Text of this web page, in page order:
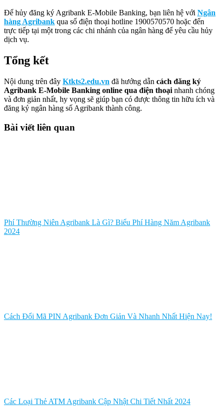
Để hủy đăng ký Agribank E-Mobile Banking, bạn liên hệ với Ngân
hàng Agribank qua số điện thoại hotline 1900570570 hoặc đến
trực tiếp tại một trong các chi nhánh của ngân hàng để yêu cầu hủy
dịch vụ.
Tổng kết
Nội dung trên đây Ktkts2.edu.vn đã hướng dẫn cách đăng ký
Agribank E-Mobile Banking online qua điện thoại nhanh chóng
và đơn giản nhất, hy vọng sẽ giúp bạn có được thông tin hữu ích và
đăng ký ngân hàng số Agribank thành công.
Bài viết liên quan
Phí Thường Niên Agribank Là Gì? Biểu Phí Hàng Năm Agribank
2024
Cách Đổi Mã PIN Agribank Đơn Giản Và Nhanh Nhất Hiện Nay!
Các Loại Thẻ ATM Agribank Cập Nhật Chi Tiết Nhất 2024